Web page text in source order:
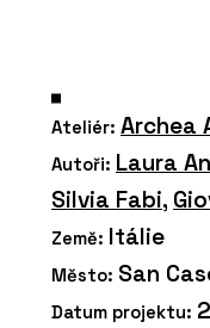
Ateliér: Archea
Autoři: Laura
Silvia Fabi,
Země: Itálie
Město: San
Datum projektu: